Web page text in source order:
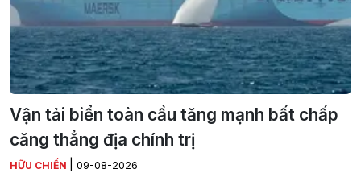
Vận tải biển toàn cầu tăng mạnh bất chấp
căng thẳng địa chính trị
HỮU CHIẾN 09-08-2026